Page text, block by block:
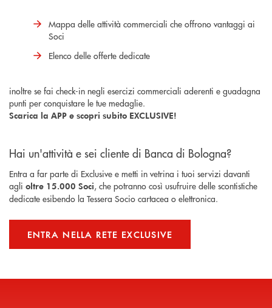
Mappa delle attività commerciali che offrono vantaggi ai
Soci
Elenco delle offerte dedicate
inoltre se fai check-in negli esercizi commerciali aderenti e guadagna
punti per conquistare le tue medaglie.
Scarica la APP e scopri subito EXCLUSIVE!
Hai un'attività e sei cliente di Banca di Bologna?
Entra a far parte di Exclusive e metti in vetrina i tuoi servizi davanti
agli oltre 15.000 Soci, che potranno così usufruire delle scontistiche
dedicate esibendo la Tessera Socio cartacea o elettronica.
ENTRA NELLA RETE EXCLUSIVE